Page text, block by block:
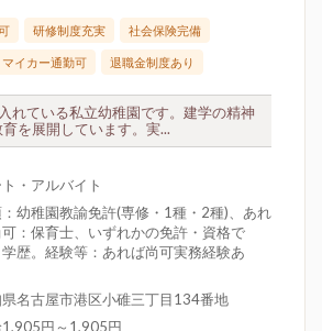
研修制度充実 社会保険完備
イカー通勤可 退職金制度あり
れている私立幼稚園です。建学の精神
を展開しています。実...
・アルバイト
：幼稚園教諭免許(専修・1種・2種)、あれ
可：保育士、いずれかの免許・資格で
歴。経験等：あれば尚可実務経験あ
名古屋市港区小碓三丁目134番地
1,905円～1,905円